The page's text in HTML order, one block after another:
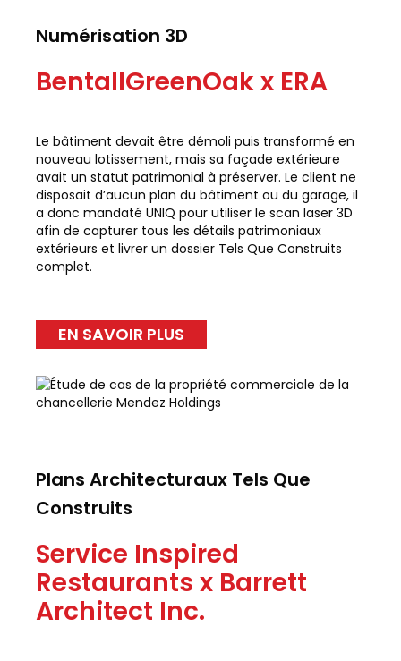
Numérisation 3D
BentallGreenOak x ERA
Le bâtiment devait être démoli puis transformé en
nouveau lotissement, mais sa façade extérieure
avait un statut patrimonial à préserver. Le client ne
disposait d’aucun plan du bâtiment ou du garage, il
a donc mandaté UNIQ pour utiliser le scan laser 3D
afin de capturer tous les détails patrimoniaux
extérieurs et livrer un dossier Tels Que Construits
complet.
EN SAVOIR PLUS
Plans Architecturaux Tels Que
Construits
Service Inspired
Restaurants x Barrett
Architect Inc.